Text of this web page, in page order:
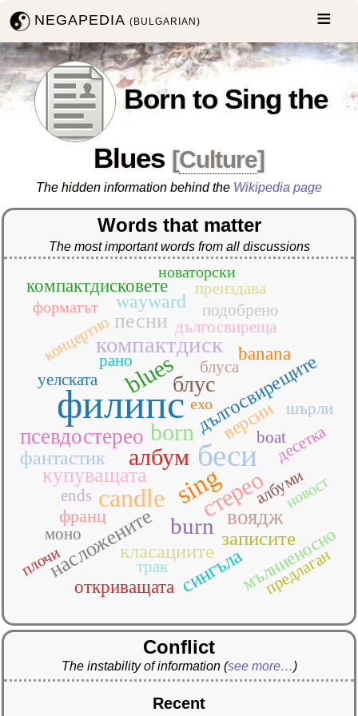
NEGAPEDIA(BULGARIAN)
Born to Sing the
Blues [Culture]
The hidden information behind the Wikipedia page
Words that matter
The most important words from all discussions
филипс
беси
sing
candle
blues
born
албум
стерео
burn
компактдиск
блус
воядж
псевдостерео
купуващата
насложените
песни
записите
класациите
сингъла
wayward
дългосвирещите
фантастик
banana
версии
компактдисковете
мълниеносно
откриващата
франц
boat
ends албуми
блуса
десетка
дългосвиреща
моно
подобрено
предлаган
преиздава
рано
трак
уелската
шърли
ехо
концертно
новаторски
новост
плочи
форматът
Conflict
The instability of information (see more…)
Recent